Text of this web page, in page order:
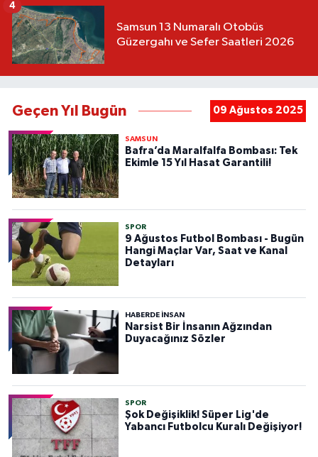
Samsun 13 Numaralı Otobüs
Güzergahı ve Sefer Saatleri 2026
4
Geçen Yıl Bugün 09 Ağustos 2025
SAMSUN
Bafra’da Maralfalfa Bombası: Tek
Ekimle 15 Yıl Hasat Garantili!
SPOR
9 Ağustos Futbol Bombası - Bugün
Hangi Maçlar Var, Saat ve Kanal
Detayları
HABERDE INSAN
Narsist Bir İnsanın Ağzından
Duyacağınız Sözler
SPOR
Şok Değişiklik! Süper Lig'de
Yabancı Futbolcu Kuralı Değişiyor!